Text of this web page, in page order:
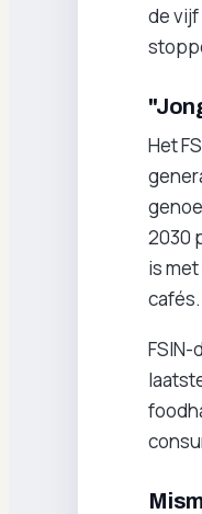
de
Het
2030
is
cafés.